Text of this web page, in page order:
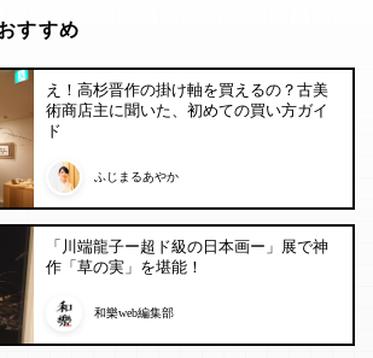
すすめ
え！高杉晋作の掛け軸を買えるの？古美
術商店主に聞いた、初めての買い方ガイ
ド
ふじまるあやか
「川端龍子ー超ド級の日本画ー」展で神
作「草の実」を堪能！
和樂web編集部